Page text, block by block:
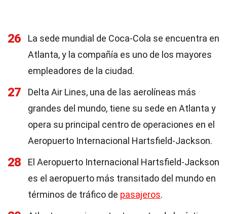
26
La sede mundial de Coca-Cola se encuentra en
Atlanta, y la compañía es uno de los mayores
empleadores de la ciudad.
27
Delta Air Lines, una de las aerolíneas más
grandes del mundo, tiene su sede en Atlanta y
opera su principal centro de operaciones en el
Aeropuerto Internacional Hartsfield-Jackson.
28
El Aeropuerto Internacional Hartsfield-Jackson
es el aeropuerto más transitado del mundo en
términos de tráfico de pasajeros.